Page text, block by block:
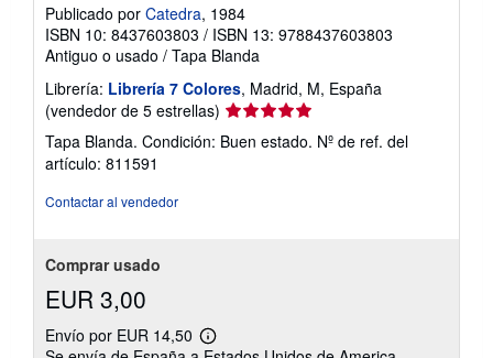
Publicado por Catedra, 1984
ISBN 10: 8437603803 / ISBN 13: 9788437603803
Antiguo o usado / Tapa Blanda
Librería: Librería 7 Colores, Madrid, M, España
(vendedor de 5 estrellas) Calificación
del
vendedor:
Tapa Blanda. Condición: Buen estado. Nº de ref. del
artículo: 811591
Contactar al vendedor
Comprar usado
EUR 3,00
Envío por EUR 14,50
Más